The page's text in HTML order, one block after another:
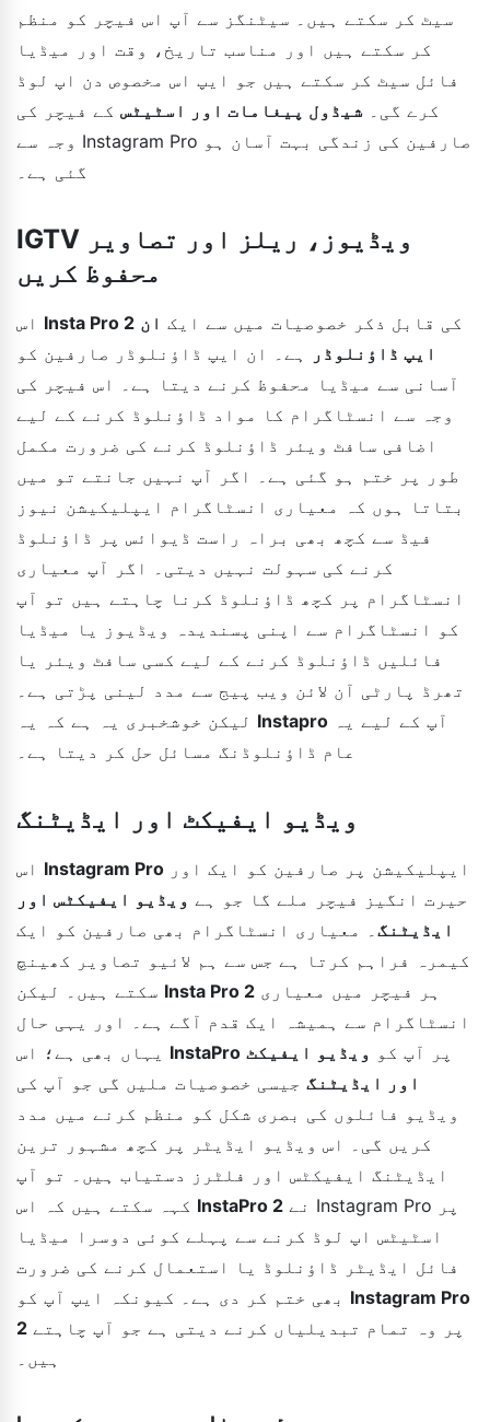
سیٹ کر سکتے ہیں۔ سیٹنگز سے آپ اس فیچر کو منظم
کر سکتے ہیں اور مناسب تاریخ، وقت اور میڈیا
فائل سیٹ کر سکتے ہیں جو ایپ اس مخصوص دن اپ لوڈ
کرے گی۔ شیڈول پیغامات اور اسٹیٹس کے فیچر کی
وجہ سے Instagram Pro صارفین کی زندگی بہت آسان ہو
گئی ہے۔
IGTV ویڈیوز، ریلز اور تصاویر
محفوظ کریں
Insta Pro 2 کی قابل ذکر خصوصیات میں سے ایک ان
ایپ ڈاؤنلوڈر
ہے۔ ان ایپ ڈاؤنلوڈر صارفین کو
آسانی سے میڈیا محفوظ کرنے دیتا ہے۔ اس فیچر کی
وجہ سے انسٹاگرام کا مواد ڈاؤنلوڈ کرنے کے لیے
اضافی سافٹ ویئر ڈاؤنلوڈ کرنے کی ضرورت مکمل
طور پر ختم ہو گئی ہے۔ اگر آپ نہیں جانتے تو میں
بتاتا ہوں کہ معیاری انسٹاگرام ایپلیکیشن نیوز
فیڈ سے کچھ بھی براہ راست ڈیوائس پر ڈاؤنلوڈ
کرنے کی سہولت نہیں دیتی۔ اگر آپ معیاری
انسٹاگرام پر کچھ ڈاؤنلوڈ کرنا چاہتے ہیں تو آپ
کو انسٹاگرام سے اپنی پسندیدہ ویڈیوز یا میڈیا
فائلیں ڈاؤنلوڈ کرنے کے لیے کسی سافٹ ویئر یا
تھرڈ پارٹی آن لائن ویب پیج سے مدد لینی پڑتی ہے۔
Instapro
عام ڈاؤنلوڈنگ مسائل حل کر دیتا ہے۔
ویڈیو ایفیکٹ اور ایڈیٹنگ
Instagram Pro
حیرت انگیز فیچر ملے گا جو ہے ویڈیو ایفیکٹس اور
ایڈیٹنگ ۔ معیاری انسٹاگرام بھی صارفین کو ایک
کیمرہ فراہم کرتا ہے جس سے ہم لائیو تصاویر کھینچ
Insta Pro 2
انسٹاگرام سے ہمیشہ ایک قدم آگے ہے۔ اور یہی حال
InstaPro پر آپ کو ویڈیو ایفیکٹ
اور ایڈیٹنگ جیسی خصوصیات ملیں گی جو آپ کی
ویڈیو فائلوں کی بصری شکل کو منظم کرنے میں مدد
کریں گی۔ اس ویڈیو ایڈیٹر پر کچھ مشہور ترین
ایڈیٹنگ ایفیکٹس اور فلٹرز دستیاب ہیں۔ تو آپ
InstaPro 2
اسٹیٹس اپ لوڈ کرنے سے پہلے کوئی دوسرا میڈیا
فائل ایڈیٹر ڈاؤنلوڈ یا استعمال کرنے کی ضرورت
Instagram Pro
2
ہیں۔